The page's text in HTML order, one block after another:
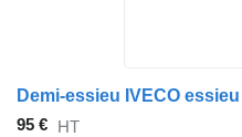
95 € HT